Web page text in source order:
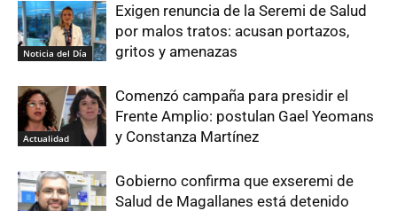
Noticia del Día
Exigen renuncia de la Seremi de Salud
por malos tratos: acusan portazos,
gritos y amenazas
Actualidad
Comenzó campaña para presidir el
Frente Amplio: postulan Gael Yeomans
y Constanza Martínez
Gobierno confirma que exseremi de
Salud de Magallanes está detenido